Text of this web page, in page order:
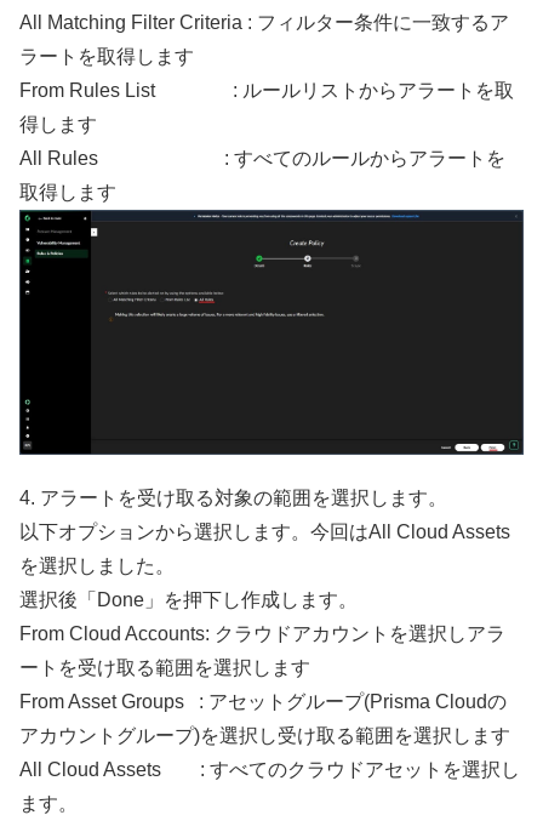
All Matching Filter Criteria : フィルター条件に一致するア
ラートを取得します
From Rules List : ルールリストからアラートを取
得します
All Rules : すべてのルールからアラートを
取得します
4. アラートを受け取る対象の範囲を選択します。
以下オプションから選択します。今回はAll Cloud Assets
を選択しました。
選択後「Done」を押下し作成します。
From Cloud Accounts: クラウドアカウントを選択しアラ
ートを受け取る範囲を選択します
From Asset Groups : アセットグループ(Prisma Cloudの
アカウントグループ)を選択し受け取る範囲を選択します
All Cloud Assets : すべてのクラウドアセットを選択し
ます。